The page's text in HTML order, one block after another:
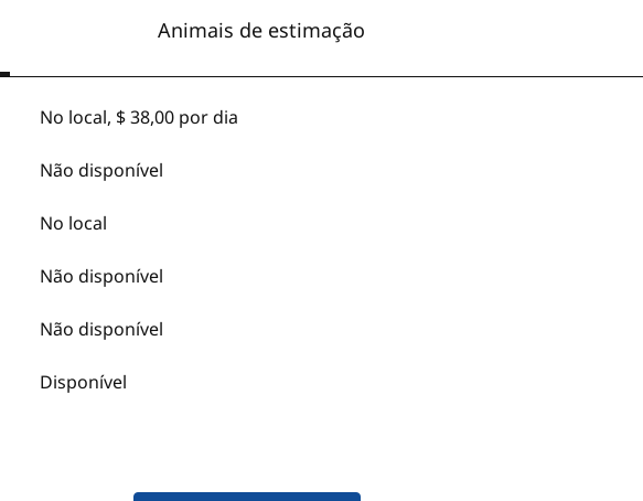
Animais de estimação
No local, $ 38,00 por dia
Não disponível
No local
Não disponível
Não disponível
Disponível